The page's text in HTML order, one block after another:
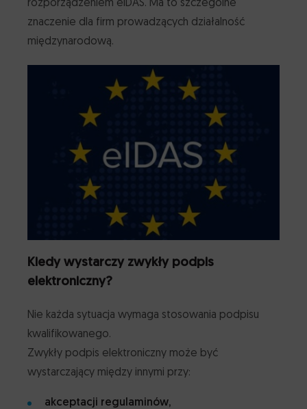
rozporządzeniem eIDAS. Ma to szczególne
znaczenie dla firm prowadzących działalność
międzynarodową.
Kiedy wystarczy zwykły podpis
elektroniczny?
Nie każda sytuacja wymaga stosowania podpisu
kwalifikowanego.
Zwykły podpis elektroniczny może być
wystarczający między innymi przy:
akceptacji regulaminów,